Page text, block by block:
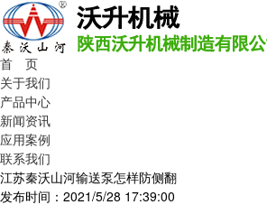
首 页
关于我们
产品中心
新闻资讯
应用案例
联系我们
江苏秦沃山河输送泵怎样防侧翻
发布时间：2021/5/28 17:39:00